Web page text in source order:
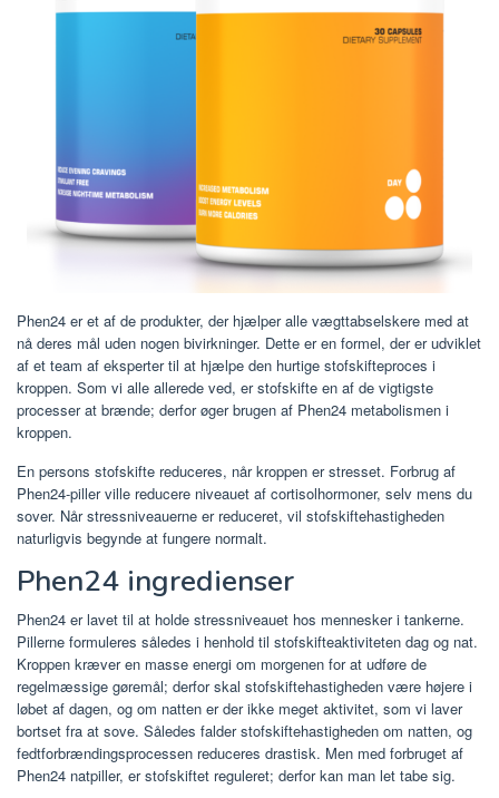
Phen24 er et af de produkter, der hjælper alle vægttabselskere med at
nå deres mål uden nogen bivirkninger. Dette er en formel, der er udviklet
af et team af eksperter til at hjælpe den hurtige stofskifteproces i
kroppen. Som vi alle allerede ved, er stofskifte en af ​​de vigtigste
processer at brænde; derfor øger brugen af ​​Phen24 metabolismen i
kroppen.
En persons stofskifte reduceres, når kroppen er stresset. Forbrug af
Phen24-piller ville reducere niveauet af cortisolhormoner, selv mens du
sover. Når stressniveauerne er reduceret, vil stofskiftehastigheden
naturligvis begynde at fungere normalt.
Phen24 ingredienser
Phen24 er lavet til at holde stressniveauet hos mennesker i tankerne.
Pillerne formuleres således i henhold til stofskifteaktiviteten dag og nat.
Kroppen kræver en masse energi om morgenen for at udføre de
regelmæssige gøremål; derfor skal stofskiftehastigheden være højere i
løbet af dagen, og om natten er der ikke meget aktivitet, som vi laver
bortset fra at sove. Således falder stofskiftehastigheden om natten, og
fedtforbrændingsprocessen reduceres drastisk. Men med forbruget af
Phen24 natpiller, er stofskiftet reguleret; derfor kan man let tabe sig.